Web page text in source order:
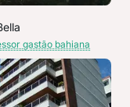
gastão bahiana